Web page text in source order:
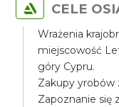
CELE
Wrażenia
miejscowość
góry Cypru.
Zakupy yrobów
Zapoznanie się